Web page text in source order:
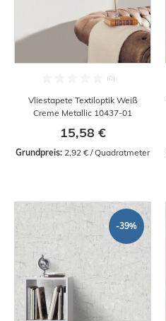
Vliestapete Textiloptik Weiß
Creme Metallic 10437-01
15,58 €
Grundpreis: 2,92 € / Quadratmeter
-39%